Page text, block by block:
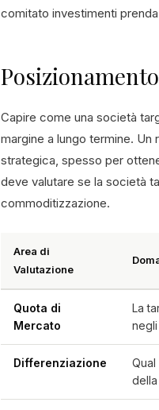
comitato investimenti
Capire come una società
margine a lungo termine. Un
strategica, spesso per
deve valutare se la società
commoditizzazione.
Area di
Valutazione
Quota di
Mercato
La
negli
Differenziazione